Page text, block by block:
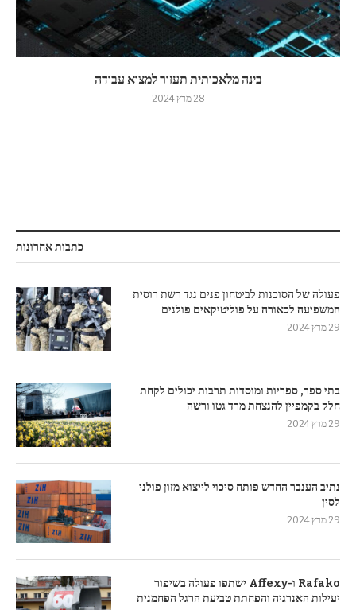
בינה מלאכותית תעזור למצוא עבודה
28 מרץ 2024
כתבות אחרונות
פעולה של הסוכנות לביטחון פנים נגד רשת רוסית
המשפיעה לכאורה על פוליטיקאים פולנים
29 מרץ 2024
בתי ספר, ספריות ומוסדות תרבות יכולים לקחת
חלק בקמפיין להנצחת מרד גטו ורשה
29 מרץ 2024
נתיב הענבר החדש פותח סיכוי לייצוא מזון פולני
לסין
29 מרץ 2024
Rafako ו-Affexy ישתפו פעולה בשיפור
יעילות האנרגיה והפחתת טביעת הרגל הפחמנית